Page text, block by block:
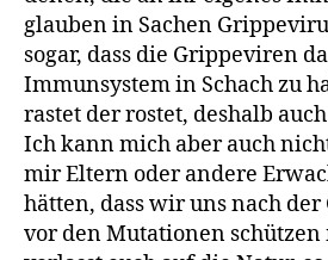
glauben in Sachen
sogar, dass die Grippeviren
Immunsystem in Schach zu
rastet der rostet, deshalb
Ich kann mich aber auch
mir Eltern oder andere
hätten, dass wir uns nach
vor den Mutationen schützen